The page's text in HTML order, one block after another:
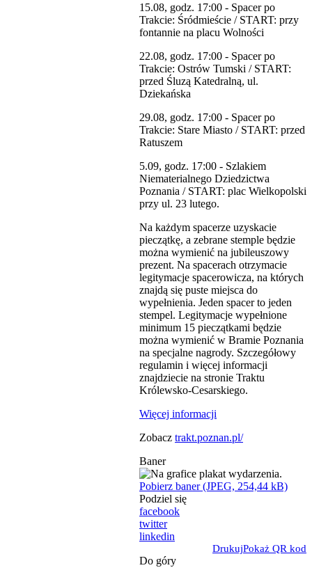
15.08, godz. 17:00 - Spacer po
Trakcie: Śródmieście / START: przy
fontannie na placu Wolności
22.08, godz. 17:00 - Spacer po
Trakcie: Ostrów Tumski / START:
przed Śluzą Katedralną, ul.
Dziekańska
29.08, godz. 17:00 - Spacer po
Trakcie: Stare Miasto / START: przed
Ratuszem
5.09, godz. 17:00 - Szlakiem
Niematerialnego Dziedzictwa
Poznania / START: plac Wielkopolski
przy ul. 23 lutego.
Na każdym spacerze uzyskacie
pieczątkę, a zebrane stemple będzie
można wymienić na jubileuszowy
prezent. Na spacerach otrzymacie
legitymacje spacerowicza, na których
znajdą się puste miejsca do
wypełnienia. Jeden spacer to jeden
stempel. Legitymacje wypełnione
minimum 15 pieczątkami będzie
można wymienić w Bramie Poznania
na specjalne nagrody. Szczegółowy
regulamin i więcej informacji
znajdziecie na stronie Traktu
Królewsko-Cesarskiego.
Więcej informacji
Zobacz trakt.poznan.pl/
Baner
Pobierz baner (JPEG, 254,44 kB)
Podziel się
facebook
twitter
linkedin
DrukujPokaż QR kod
Do góry